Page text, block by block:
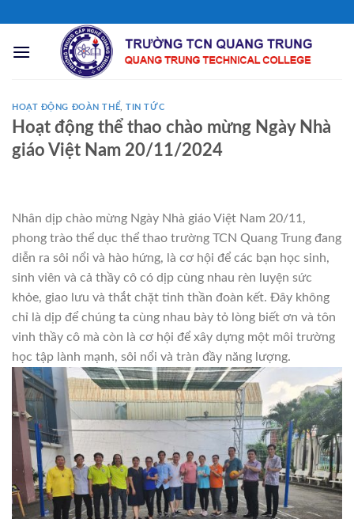
nội
HOẠT ĐỘNG ĐOÀN THỂ ,TIN TỨC
Hoạt động thể thao chào mừng Ngày Nhà
giáo Việt Nam 20/11/2024
Nhân dịp chào mừng Ngày Nhà giáo Việt Nam 20/11,
phong trào thể dục thể thao trường TCN Quang Trung đang
diễn ra sôi nổi và hào hứng, là cơ hội để các bạn học sinh,
sinh viên và cả thầy cô có dịp cùng nhau rèn luyện sức
khỏe, giao lưu và thắt chặt tinh thần đoàn kết. Đây không
chỉ là dịp để chúng ta cùng nhau bày tỏ lòng biết ơn và tôn
vinh thầy cô mà còn là cơ hội để xây dựng một môi trường
học tập lành mạnh, sôi nổi và tràn đầy năng lượng.